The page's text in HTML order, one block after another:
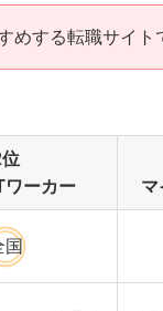
めする転職サイト
ワーカー
マ
国